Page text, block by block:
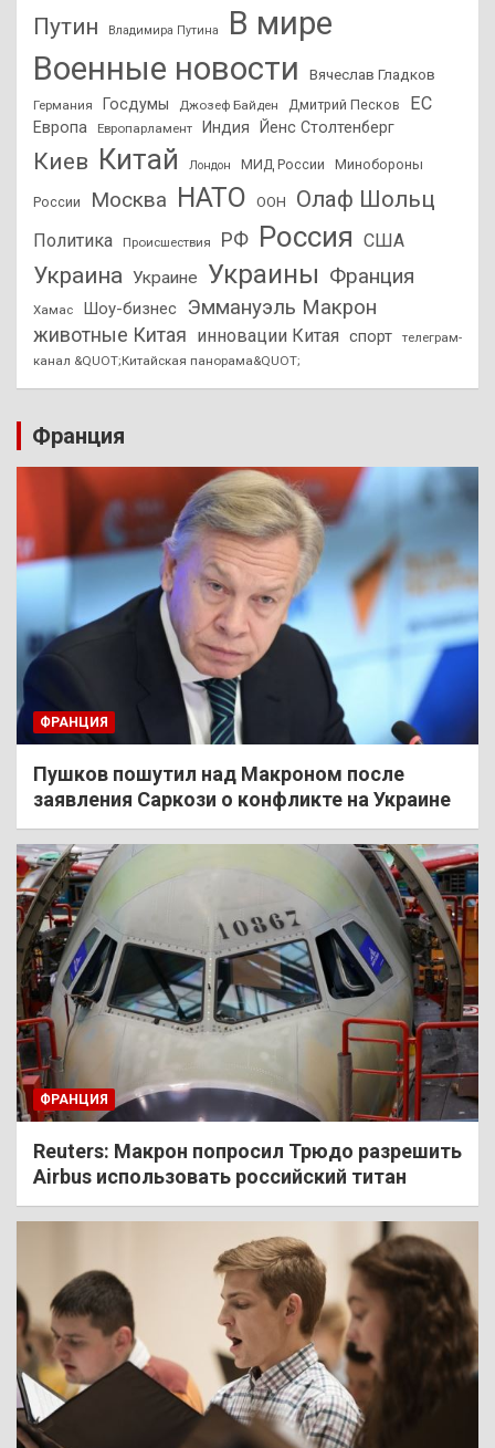
Путин
Владимира Путина
В мире
Военные новости
Вячеслав Гладков
Германия Госдумы Джозеф Байден Дмитрий Песков ЕС
Европа Европарламент Индия Йенс Столтенберг
Киев Китай Лондон МИД России Минобороны
России Москва НАТО ООН Олаф Шольц
Политика Происшествия РФ Россия США
Украина Украине Украины Франция
Хамас Шоу-бизнес Эммануэль Макрон
животные Китая инновации Китая спорт
телеграм-
канал &QUOT;Китайская панорама&QUOT;
Франция
ФРАНЦИЯ
Пушков пошутил над Макроном после
заявления Саркози о конфликте на Украине
ФРАНЦИЯ
Reuters: Макрон попросил Трюдо разрешить
Airbus использовать российский титан